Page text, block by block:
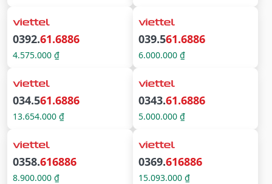
0392.61.6886
4.575.000 ₫
039.561.6886
6.000.000 ₫
034.561.6886
13.654.000 ₫
0343.61.6886
5.000.000 ₫
0358.616886
8.900.000 ₫
0369.616886
15.093.000 ₫